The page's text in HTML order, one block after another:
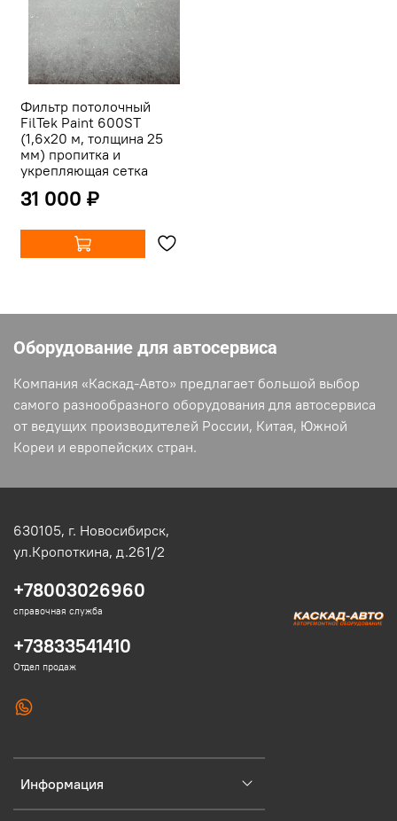
Фильтр потолочный
FilTek Paint 600ST
(1,6х20 м, толщина 25
мм) пропитка и
укрепляющая сетка
31 000 ₽
Оборудование для автосервиса
Компания «Каскад-Авто» предлагает большой выбор
самого разнообразного оборудования для автосервиса
от ведущих производителей России, Китая, Южной
Кореи и европейских стран.
Информация
630105, г. Новосибирск,
ул.Кропоткина, д.261/2
+78003026960
справочная служба
+73833541410
Отдел продаж